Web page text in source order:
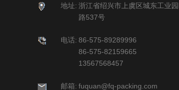
地址: 浙江省绍兴市上虞区城东工业
路537号
电话: 86-575-89289996
86-575-82159665
13567568457
邮箱: fuquan@fq-packing.com